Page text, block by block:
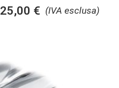
(IVA esclusa)
25,00 €